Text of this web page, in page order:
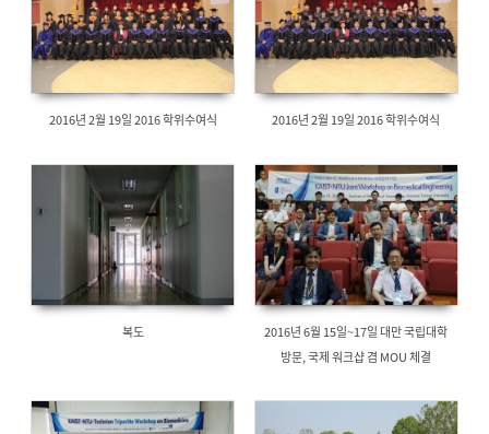
2016년 2월 19일 2016 학위수여식 2016년 2월 19일 2016 학위수여식
복도
2016년 6월 15일~17일 대만 국립대학
방문, 국제 워크샵 겸 MOU 체결